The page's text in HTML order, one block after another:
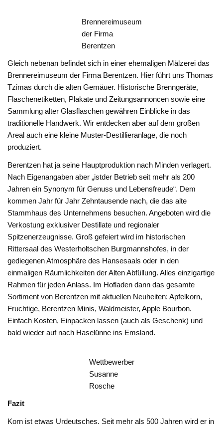
Brennereimuseum
der Firma
Berentzen
Gleich nebenan befindet sich in einer ehemaligen Mälzerei das
Brennereimuseum der Firma Berentzen. Hier führt uns Thomas
Tzimas durch die alten Gemäuer. Historische Brenngeräte,
Flaschenetiketten, Plakate und Zeitungsannoncen sowie eine
Sammlung alter Glasflaschen gewähren Einblicke in das
traditionelle Handwerk. Wir entdecken aber auf dem großen
Areal auch eine kleine Muster-Destillieranlage, die noch
produziert.
Berentzen hat ja seine Hauptproduktion nach Minden verlagert.
Nach Eigenangaben aber „istder Betrieb seit mehr als 200
Jahren ein Synonym für Genuss und Lebensfreude“. Dem
kommen Jahr für Jahr Zehntausende nach, die das alte
Stammhaus des Unternehmens besuchen. Angeboten wird die
Verkostung exklusiver Destillate und regionaler
Spitzenerzeugnisse. Groß gefeiert wird im historischen
Rittersaal des Westerholtschen Burgmannshofes, in der
gediegenen Atmosphäre des Hansesaals oder in den
einmaligen Räumlichkeiten der Alten Abfüllung. Alles einzigartige
Rahmen für jeden Anlass. Im Hofladen dann das gesamte
Sortiment von Berentzen mit aktuellen Neuheiten: Apfelkorn,
Fruchtige, Berentzen Minis, Waldmeister, Apple Bourbon.
Einfach Kosten, Einpacken lassen (auch als Geschenk) und
bald wieder auf nach Haselünne ins Emsland.
Wettbewerber
Susanne
Rosche
Fazit
Korn ist etwas Urdeutsches. Seit mehr als 500 Jahren wird er in